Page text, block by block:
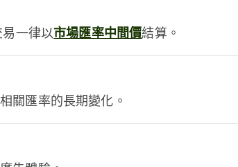
一律以市場匯率中間價結算。
關匯率的長期變化。